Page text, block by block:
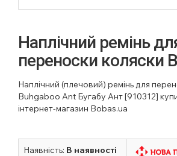
Наплічний ремінь
переноски коляски
Наплічний (плечовий) ремінь для
Buhgaboo Ant Бугабу Ант [910312]
інтернет-магазин Bobas.ua
Наявність: В наявності